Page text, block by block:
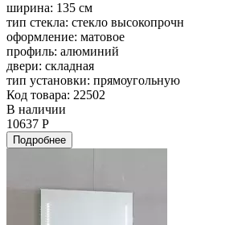
ширина: 135 см
тип стекла: стекло высокопрочн
оформление: матовое
профиль: алюминий
двери: складная
тип установки: прямоугольную
Код товара: 22502
В наличии
10637 Р
Подробнее